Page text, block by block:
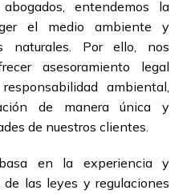
entendemos la
el medio ambiente y
naturales. Por ello, nos
asesoramiento legal
ambiental,
de manera única y
de nuestros clientes.
en la experiencia y
las leyes y regulaciones